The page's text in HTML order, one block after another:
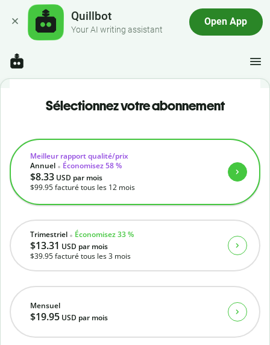
Quillbot
Your AI writing assistant
Open App
Sélectionnez votre abonnement
Mensuel
$19.95 USD par mois
Trimestriel Économisez 33 %
$13.31 USD par mois
$39.95facturé tous les 3 mois
Meilleur rapport qualité/prix
Annuel
Économisez 58 %
$8.33 USD par mois
$99.95facturé tous les 12 mois